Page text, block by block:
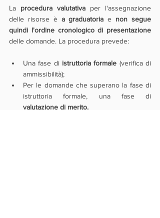
La procedura valutativa per l'assegnazione
delle risorse è a graduatoria e non segue
quindi l'ordine cronologico di presentazione
delle domande. La procedura prevede:
Una fase di istruttoria formale (verifica di
ammissibilità);
Per le domande che superano la fase di
valutazione di merito.